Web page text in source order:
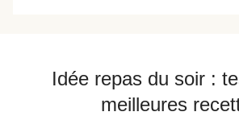
Idée repas du soir :
meilleures